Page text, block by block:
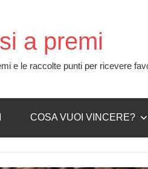
a premi
e le raccolte punti per ricevere
COSA VUOI VINCERE?